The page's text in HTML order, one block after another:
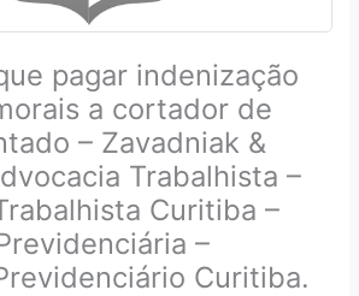
pagar indenização
a cortador de
– Zavadniak &
Trabalhista –
Curitiba –
–
Curitiba.